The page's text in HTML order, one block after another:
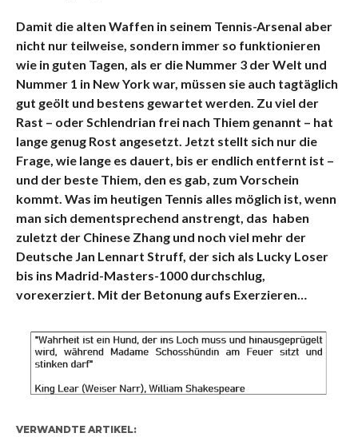
Damit die alten Waffen in seinem Tennis-Arsenal aber
nicht nur teilweise, sondern immer so funktionieren
wie in guten Tagen, als er die Nummer 3 der Welt und
Nummer 1 in New York war, müssen sie auch tagtäglich
gut geölt und bestens gewartet werden. Zu viel der
Rast – oder Schlendrian frei nach Thiem genannt – hat
lange genug Rost angesetzt. Jetzt stellt sich nur die
Frage, wie lange es dauert, bis er endlich entfernt ist –
und der beste Thiem, den es gab, zum Vorschein
kommt. Was im heutigen Tennis alles möglich ist, wenn
man sich dementsprechend anstrengt, das haben
zuletzt der Chinese Zhang und noch viel mehr der
Deutsche Jan Lennart Struff, der sich als Lucky Loser
bis ins Madrid-Masters-1000 durchschlug,
vorexerziert. Mit der Betonung aufs Exerzieren…
VERWANDTE ARTIKEL: